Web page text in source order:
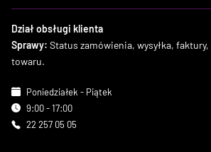
Dział obsługi klienta
Sprawy: Status zamówienia, wysyłka,
towaru.
Poniedziałek - Piątek
9:00 - 17:00
22 257 05 05